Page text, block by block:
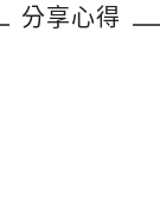
分享心得